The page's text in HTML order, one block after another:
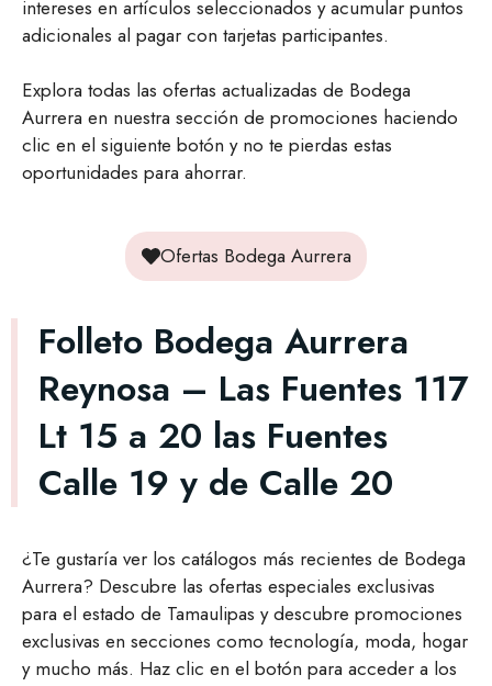
intereses en artículos seleccionados y acumular puntos
adicionales al pagar con tarjetas participantes.
Explora todas las ofertas actualizadas de Bodega
Aurrera en nuestra sección de promociones haciendo
clic en el siguiente botón y no te pierdas estas
oportunidades para ahorrar.
Ofertas Bodega Aurrera
Folleto Bodega Aurrera
Reynosa – Las Fuentes 117
Lt 15 a 20 las Fuentes
Calle 19 y de Calle 20
¿Te gustaría ver los catálogos más recientes de Bodega
Aurrera? Descubre las ofertas especiales exclusivas
para el estado de Tamaulipas y descubre promociones
exclusivas en secciones como tecnología, moda, hogar
y mucho más. Haz clic en el botón para acceder a los